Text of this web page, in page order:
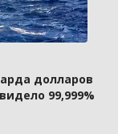
долларов
99,999%